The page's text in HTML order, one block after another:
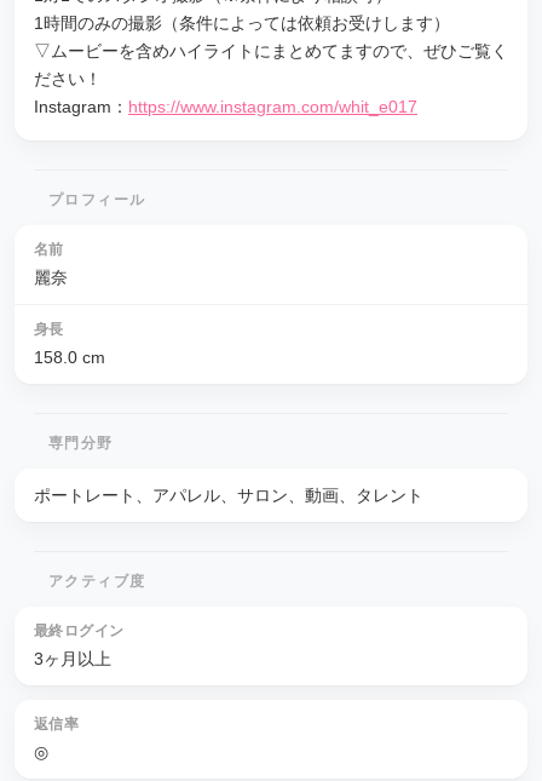
1時間のみの撮影（条件によっては依頼お受けします）
▽ムービーを含めハイライトにまとめてますので、ぜひご覧く
ださい！
Instagram： https://www.instagram.com/whit_e017
プロフィール
名前
麗奈
身長
158.0 cm
専門分野
ポートレート、アパレル、サロン、動画、タレント
アクティブ度
最終ログイン
3ヶ月以上
返信率
◎